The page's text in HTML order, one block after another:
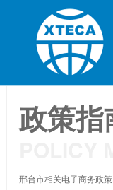
政策指
邢台市相关电子商务政